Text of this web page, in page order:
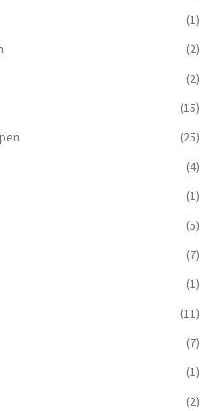
(1)
(2)
(2)
(15)
(25)
(4)
(1)
(5)
(7)
(1)
(11)
(7)
(1)
(2)